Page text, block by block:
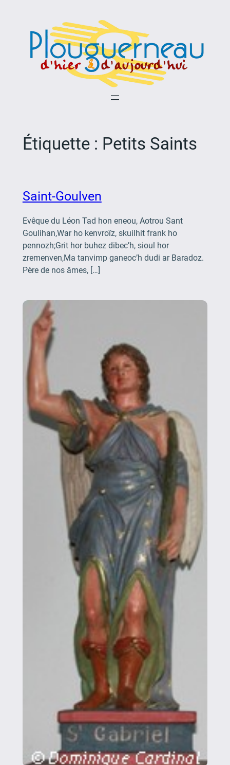
Étiquette : Petits Saints
Saint-Goulven
Evêque du Léon Tad hon eneou, Aotrou Sant
Goulihan,War ho kenvroïz, skuilhit frank ho
pennozh;Grit hor buhez dibec’h, sioul hor
zremenven,Ma tanvimp ganeoc’h dudi ar Baradoz.
Père de nos âmes, […]